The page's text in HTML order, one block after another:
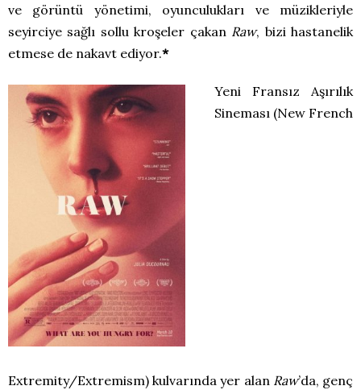
ve görüntü yönetimi, oyunculukları ve müzikleriyle
seyirciye sağlı sollu kroşeler çakan Raw, bizi hastanelik
etmese de nakavt ediyor.*
Yeni Fransız Aşırılık
Sineması (New French
Extremity/Extremism) kulvarında yer alan Raw’da, genç